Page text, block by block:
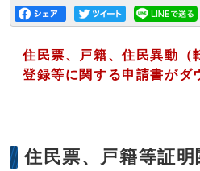
住民票、戸籍、住民異動（
登録等に関する申請書がダ
住民票、戸籍等証